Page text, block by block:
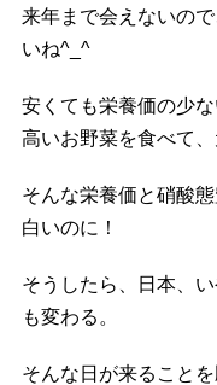
来年まで会えないの
いね^_^
安くても栄養価の少
高いお野菜を食べて
そんな栄養価と硝酸
白いのに！
そうしたら、日本、
も変わる。
そんな日が来ること